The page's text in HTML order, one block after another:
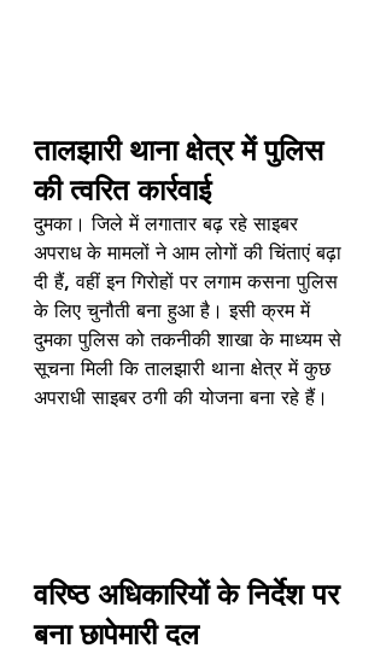
तालझारी थाना क्षेत्र में पुलिस
की त्वरित कार्रवाई
दुमका। जिले में लगातार बढ़ रहे साइबर
अपराध के मामलों ने आम लोगों की चिंताएं बढ़ा
दी हैं, वहीं इन गिरोहों पर लगाम कसना पुलिस
के लिए चुनौती बना हुआ है। इसी क्रम में
दुमका पुलिस को तकनीकी शाखा के माध्यम से
सूचना मिली कि तालझारी थाना क्षेत्र में कुछ
अपराधी साइबर ठगी की योजना बना रहे हैं।
वरिष्ठ अधिकारियों के निर्देश पर
बना छापेमारी दल